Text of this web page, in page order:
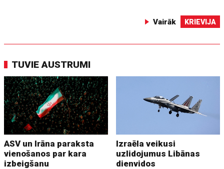
Vairāk KRIEVIJA
TUVIE AUSTRUMI
ASV un Irāna paraksta
vienošanos par kara
izbeigšanu
Izraēla veikusi
uzlidojumus Libānas
dienvidos